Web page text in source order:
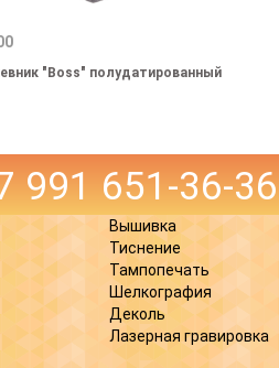
"Boss" полудатированный
991 651-36-36
Вышивка
Тиснение
Тампопечать
Шелкография
Деколь
Лазерная гравировка